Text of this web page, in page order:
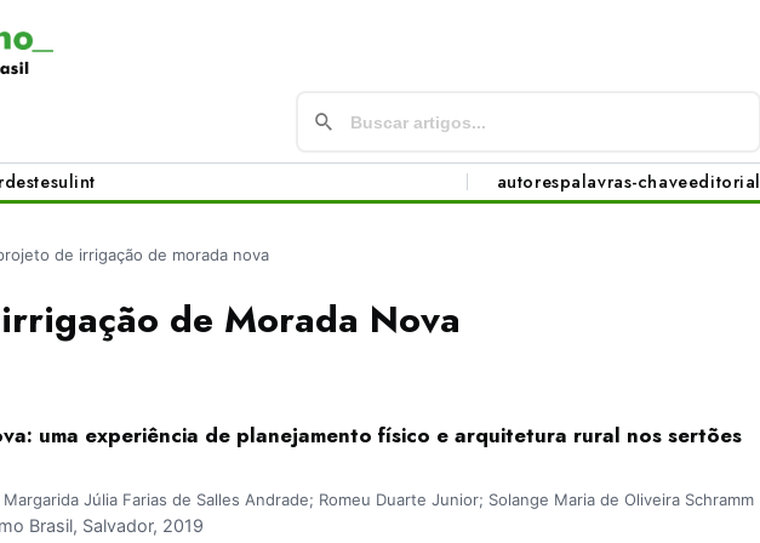
sulint autorespalavras-chaveeditorial
de irrigação de morada nova
de Morada Nova
uma experiência de planejamento físico e arquitetura rural nos sertões
Júlia Farias de Salles Andrade; Romeu Duarte Junior; Solange Maria de Oliveira Schramm
Brasil, Salvador, 2019